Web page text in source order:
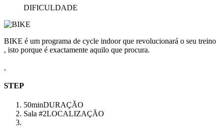
DIFICULDADE
BIKE é um programa de cycle indoor que revolucionará o seu treino
, isto porque é exactamente aquilo que procura.
STEP
50minDURAÇÃO
Sala #2LOCALIZAÇÃO